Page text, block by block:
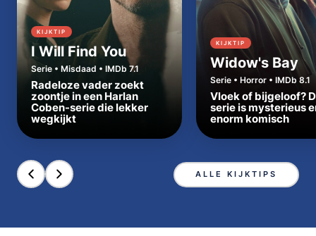
KIJKTIP
I Will Find You
Serie • Misdaad • IMDb 7.1
Radeloze vader zoekt
zoontje in een Harlan
Coben-serie die lekker
wegkijkt
KIJKTIP
Widow's Bay
Serie • Horror • IMDb 8.1
Vloek of bijgeloof?
serie is mysterieus
enorm komisch
ALLE KIJKTIPS